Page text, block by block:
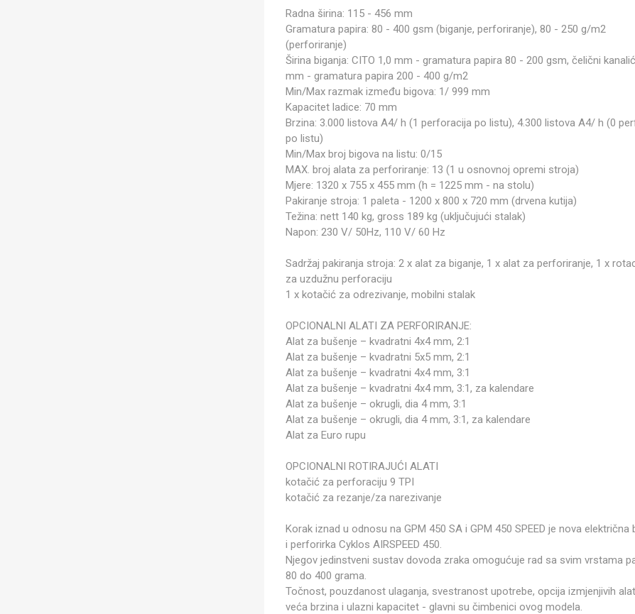
Radna širina: 115 - 456 mm
Gramatura papira: 80 - 400 gsm (biganje, perforiranje), 80 - 250 g/m2
(perforiranje)
Širina biganja: CITO 1,0 mm - gramatura papira 80 - 200 gsm, čelični
mm - gramatura papira 200 - 400 g/m2
Min/Max razmak između bigova: 1/ 999 mm
Kapacitet ladice: 70 mm
Brzina: 3.000 listova A4/ h (1 perforacija po listu), 4.300 listova A4/ h (0
po listu)
Min/Max broj bigova na listu: 0/15
MAX. broj alata za perforiranje: 13 (1 u osnovnoj opremi stroja)
Mjere: 1320 x 755 x 455 mm (h = 1225 mm - na stolu)
Pakiranje stroja: 1 paleta - 1200 x 800 x 720 mm (drvena kutija)
Težina: nett 140 kg, gross 189 kg (uključujući stalak)
Napon: 230 V/ 50Hz, 110 V/ 60 Hz
Sadržaj pakiranja stroja: 2 x alat za biganje, 1 x alat za perforiranje, 1 x
za uzdužnu perforaciju
1 x kotačić za odrezivanje, mobilni stalak
OPCIONALNI ALATI ZA PERFORIRANJE:
Alat za bušenje – kvadratni 4x4 mm, 2:1
Alat za bušenje – kvadratni 5x5 mm, 2:1
Alat za bušenje – kvadratni 4x4 mm, 3:1
Alat za bušenje – kvadratni 4x4 mm, 3:1, za kalendare
Alat za bušenje – okrugli, dia 4 mm, 3:1
Alat za bušenje – okrugli, dia 4 mm, 3:1, za kalendare
Alat za Euro rupu
OPCIONALNI ROTIRAJUĆI ALATI
kotačić za perforaciju 9 TPI
kotačić za rezanje/za narezivanje
Korak iznad u odnosu na GPM 450 SA i GPM 450 SPEED je nova električna
i perforirka Cyklos AIRSPEED 450.
Njegov jedinstveni sustav dovoda zraka omogućuje rad sa svim vrstama
80 do 400 grama.
Točnost, pouzdanost ulaganja, svestranost upotrebe, opcija izmjenjivih
veća brzina i ulazni kapacitet - glavni su čimbenici ovog modela.